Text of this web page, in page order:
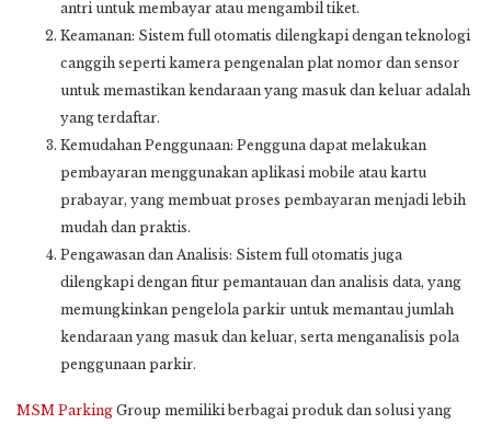
antri untuk membayar atau mengambil tiket.
Keamanan: Sistem full otomatis dilengkapi dengan teknologi
canggih seperti kamera pengenalan plat nomor dan sensor
untuk memastikan kendaraan yang masuk dan keluar adalah
yang terdaftar.
Kemudahan Penggunaan: Pengguna dapat melakukan
pembayaran menggunakan aplikasi mobile atau kartu
prabayar, yang membuat proses pembayaran menjadi lebih
mudah dan praktis.
Pengawasan dan Analisis: Sistem full otomatis juga
dilengkapi dengan fitur pemantauan dan analisis data, yang
memungkinkan pengelola parkir untuk memantau jumlah
kendaraan yang masuk dan keluar, serta menganalisis pola
penggunaan parkir.
MSM Parking Group memiliki berbagai produk dan solusi yang